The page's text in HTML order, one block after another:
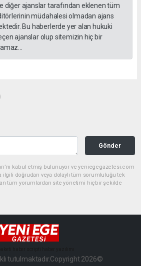
diğer ajanslar tarafından eklenen tüm
müdahalesi olmadan ajans
Bu haberlerde yer alan hukuki
ajanslar olup sitemizin hiç bir
Gönder
kabul etmiş bulunuyor ve yeniegegazetesi.com
ilgili doğrudan veya dolaylı tüm sorumluluğu tek
tüm yorumlardan site yönetimi hiçbir şekilde
tutulmaktadır.Copyright 2026©